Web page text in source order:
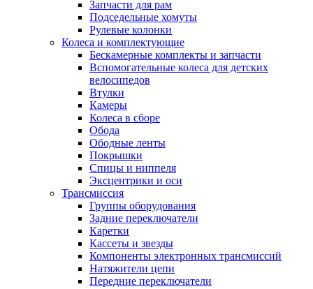
Запчасти для рам
Подседельные хомуты
Рулевые колонки
Колеса и комплектующие
Бескамерные комплекты и запчасти
Вспомогательные колеса для детских
велосипедов
Втулки
Камеры
Колеса в сборе
Обода
Ободные ленты
Покрышки
Спицы и ниппеля
Эксцентрики и оси
Трансмиссия
Группы оборудования
Задние переключатели
Каретки
Кассеты и звезды
Компоненты электронных трансмиссий
Натяжители цепи
Передние переключатели